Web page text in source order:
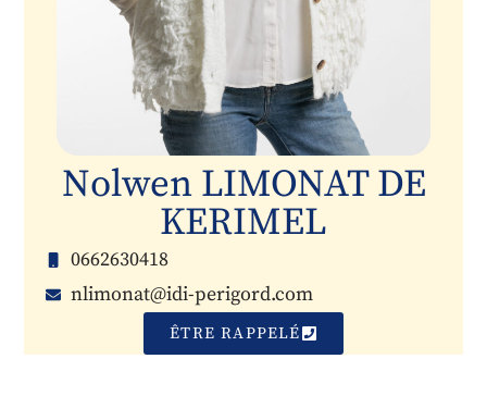
Nolwen LIMONAT DE
KERIMEL
0662630418
nlimonat@idi-perigord.com
ÊTRE RAPPELÉ